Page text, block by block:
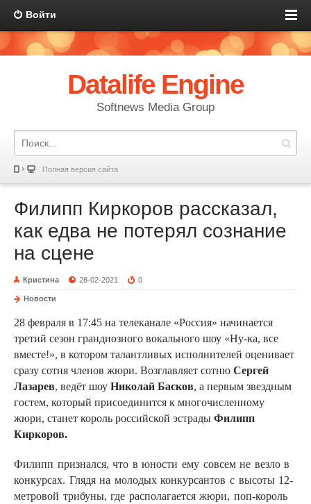
Войти
Datalife Engine
Softnews Media Group
Полная версия сайта
Филипп Киркоров рассказал,
как едва не потерял сознание
на сцене
Кристина 28-02-2021 0
Новости
28 февраля в 17:45 на телеканале «Россия» начинается
третий сезон грандиозного вокального шоу «Ну-ка, все
вместе!», в котором талантливых исполнителей оценивает
сразу сотня членов жюри. Возглавляет сотню Сергей
Лазарев, ведёт шоу Николай Басков, а первым звездным
гостем, который присоединится к многочисленному
жюри, станет король российской эстрады Филипп
Киркоров.
Филипп признался, что в юности ему совсем не везло в
конкурсах. Глядя на молодых конкурсантов с высоты 12-
метровой трибуны, где располагается жюри, поп-король